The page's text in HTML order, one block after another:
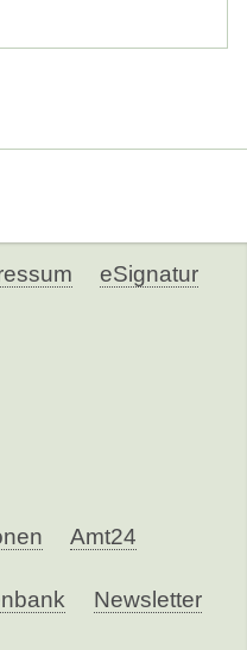
eSignatur
Amt24
Newsletter